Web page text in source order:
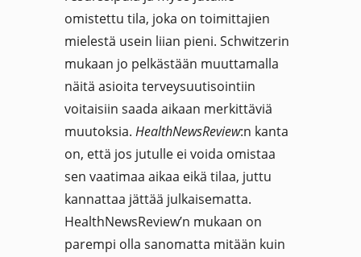
omistettu tila, joka on toimittajien
mielestä usein liian pieni. Schwitzerin
mukaan jo pelkästään muuttamalla
näitä asioita terveysuutisointiin
voitaisiin saada aikaan merkittäviä
muutoksia. HealthNewsReview:n kanta
on, että jos jutulle ei voida omistaa
sen vaatimaa aikaa eikä tilaa, juttu
kannattaa jättää julkaisematta.
HealthNewsReview’n mukaan on
parempi olla sanomatta mitään kuin